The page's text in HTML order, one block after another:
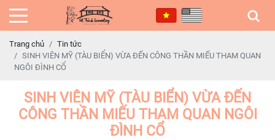
Trang chủ
Tin tức
SINH VIÊN MỸ (TÀU BIỂN) VỪA ĐẾN CÔNG THẦN MIẾU THAM QUAN
NGÔI ĐÌNH CỔ
SINH VIÊN MỸ (TÀU BIỂN) VỪA ĐẾN
CÔNG THẦN MIẾU THAM QUAN NGÔI
ĐÌNH CỔ